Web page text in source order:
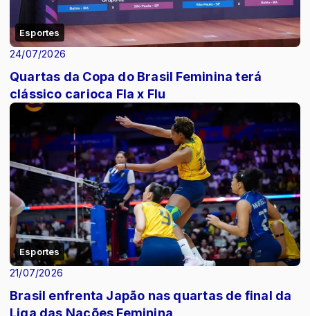
Esportes
24/07/2026
Quartas da Copa do Brasil Feminina terá
clássico carioca Fla x Flu
Esportes
21/07/2026
Brasil enfrenta Japão nas quartas de final da